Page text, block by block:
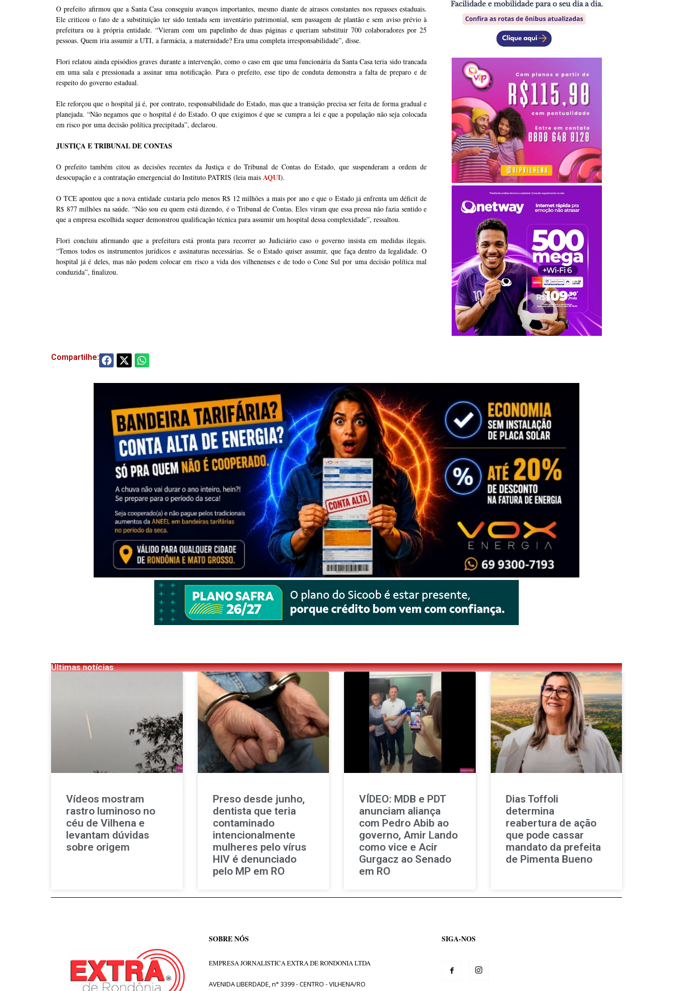
O prefeito afirmou que a Santa Casa conseguiu avanços importantes, mesmo diante de atrasos constantes nos repasses estaduais.
Ele criticou o fato de a substituição ter sido tentada sem inventário patrimonial, sem passagem de plantão e sem aviso prévio à
prefeitura ou à própria entidade. “Vieram com um papelinho de duas páginas e queriam substituir 700 colaboradores por 25
pessoas. Quem iria assumir a UTI, a farmácia, a maternidade? Era uma completa irresponsabilidade”, disse.
Flori relatou ainda episódios graves durante a intervenção, como o caso em que uma funcionária da Santa Casa teria sido trancada
em uma sala e pressionada a assinar uma notificação. Para o prefeito, esse tipo de conduta demonstra a falta de preparo e de
respeito do governo estadual.
Ele reforçou que o hospital já é, por contrato, responsabilidade do Estado, mas que a transição precisa ser feita de forma gradual e
planejada. “Não negamos que o hospital é do Estado. O que exigimos é que se cumpra a lei e que a população não seja colocada
em risco por uma decisão política precipitada”, declarou.
JUSTIÇA E TRIBUNAL DE CONTAS
O prefeito também citou as decisões recentes da Justiça e do Tribunal de Contas do Estado, que suspenderam a ordem de
desocupação e a contratação emergencial do Instituto PATRIS (leia maisAQUI).
O TCE apontou que a nova entidade custaria pelo menos R$ 12 milhões a mais por ano e que o Estado já enfrenta um déficit de
R$ 877 milhões na saúde. “Não sou eu quem está dizendo, é o Tribunal de Contas. Eles viram que essa pressa não fazia sentido e
que a empresa escolhida sequer demonstrou qualificação técnica para assumir um hospital dessa complexidade”, ressaltou.
Flori concluiu afirmando que a prefeitura está pronta para recorrer ao Judiciário caso o governo insista em medidas ilegais.
“Temos todos os instrumentos jurídicos e assinaturas necessárias. Se o Estado quiser assumir, que faça dentro da legalidade. O
hospital já é deles, mas não podem colocar em risco a vida dos vilhenenses e de todo o Cone Sul por uma decisão política mal
conduzida”, finalizou.
Compartilhe:
Últimas notícias
Vídeos mostram
rastro luminoso no
céu de Vilhena e
levantam dúvidas
sobre origem
Preso desde junho,
dentista que teria
contaminado
intencionalmente
mulheres pelo vírus
HIV é denunciado
pelo MP em RO
VÍDEO: MDB e PDT
anunciam aliança
com Pedro Abib ao
governo, Amir Lando
como vice e Acir
Gurgacz ao Senado
em RO
Dias Toffoli
determina
reabertura de ação
que pode cassar
mandato da prefeita
de Pimenta Bueno
SOBRE NÓS
EMPRESA JORNALISTICA EXTRA DE RONDONIA LTDA
AVENIDA LIBERDADE, n° 3399 - CENTRO - VILHENA/RO
SIGA-NOS